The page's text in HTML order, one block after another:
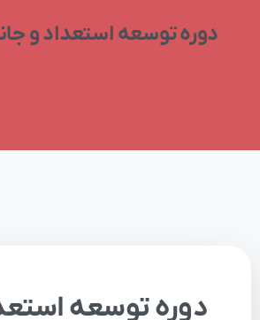
دورهتوسعه استعدادو
دورهتوسعه